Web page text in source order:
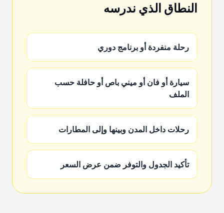
النطاق الذي ندرسه
رحلة منفردة أو برنامج دوري
سيارة أو فان أو ميني باص أو حافلة حسب
الملف
رحلات داخل المدن وبينها وإلى المطارات
تأكيد الجدول والتوفر ضمن عرض السعر